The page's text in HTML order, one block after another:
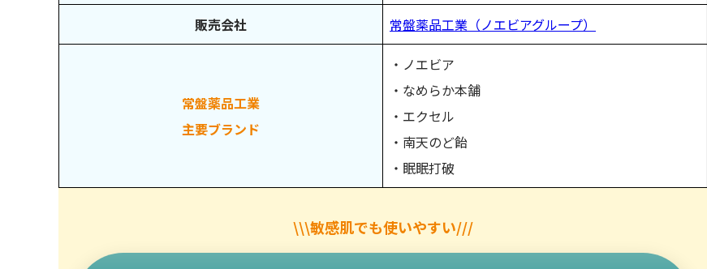
エンリッチクリーム｜質感が硬く伸びにくい
NOV（ノブ）「L&W シリーズ」はこんな方におすすめ！
敏感肌で、エイジングケア（年齢に合わせたお手入れ）商品を使うことに抵抗がある方
乾燥肌で、しっかりと保湿したい方
美白と保湿を同時に行いたい方
NOV（ノブ）「L&W シリーズ」トライアルセットの購入方法
販売会社 常盤薬品工業（ノエビアグループ）
常盤薬品工業
主要ブランド
・ノエビア
・なめらか本舗
・エクセル
・南天のど飴
・眠眠打破
\\\敏感肌でも使いやすい///